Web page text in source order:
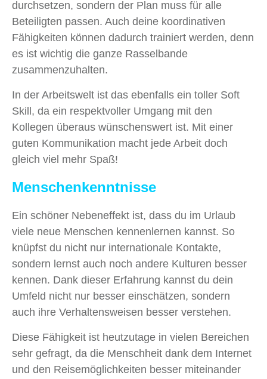
durchsetzen, sondern der Plan muss für alle
Beteiligten passen. Auch deine koordinativen
Fähigkeiten können dadurch trainiert werden, denn
es ist wichtig die ganze Rasselbande
zusammenzuhalten.
In der Arbeitswelt ist das ebenfalls ein toller Soft
Skill, da ein respektvoller Umgang mit den
Kollegen überaus wünschenswert ist. Mit einer
guten Kommunikation macht jede Arbeit doch
gleich viel mehr Spaß!
Menschenkenntnisse
Ein schöner Nebeneffekt ist, dass du im Urlaub
viele neue Menschen kennenlernen kannst. So
knüpfst du nicht nur internationale Kontakte,
sondern lernst auch noch andere Kulturen besser
kennen. Dank dieser Erfahrung kannst du dein
Umfeld nicht nur besser einschätzen, sondern
auch ihre Verhaltensweisen besser verstehen.
Diese Fähigkeit ist heutzutage in vielen Bereichen
sehr gefragt, da die Menschheit dank dem Internet
und den Reisemöglichkeiten besser miteinander